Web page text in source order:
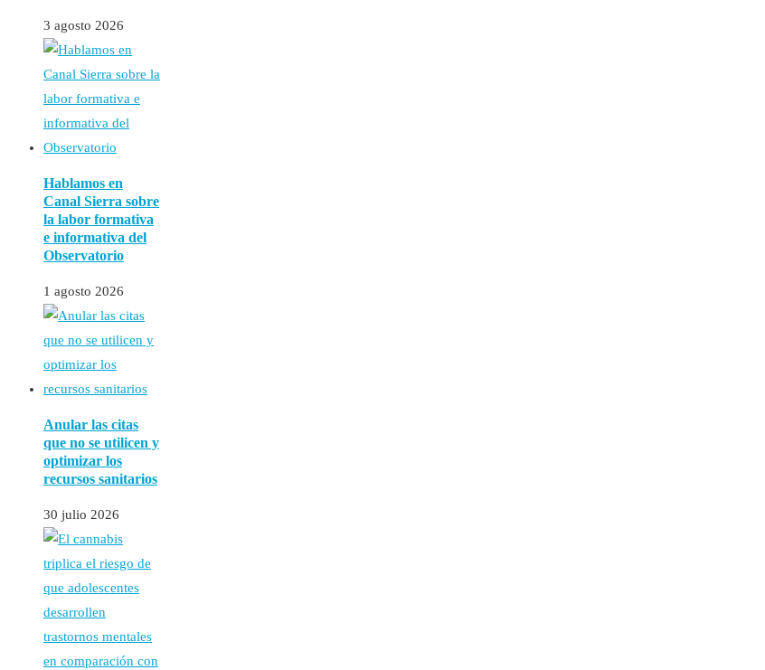
3 agosto 2026
Hablamos en
Canal Sierra sobre
la labor formativa
e informativa del
Observatorio
1 agosto 2026
Anular las citas
que no se utilicen y
optimizar los
recursos sanitarios
30 julio 2026